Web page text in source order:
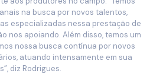
na busca por novos talentos,
especializadas nessa prestação de
nos apoiando. Além disso, temos um
nossa busca contínua por novos
atuando intensamente em sua
diz Rodrigues.